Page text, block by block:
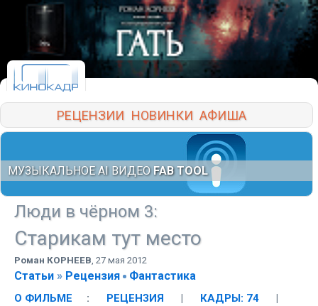
РЕЦЕНЗИИ НОВИНКИ АФИША
МУЗЫКАЛЬНОЕ AI ВИДЕО FAB TOOL
Люди в чёрном 3:
Старикам тут место
Роман КОРНЕЕВ, 27 мая 2012
Статьи » Рецензия Фантастика
О ФИЛЬМЕ : РЕЦЕНЗИЯ | КАДРЫ: 74
|